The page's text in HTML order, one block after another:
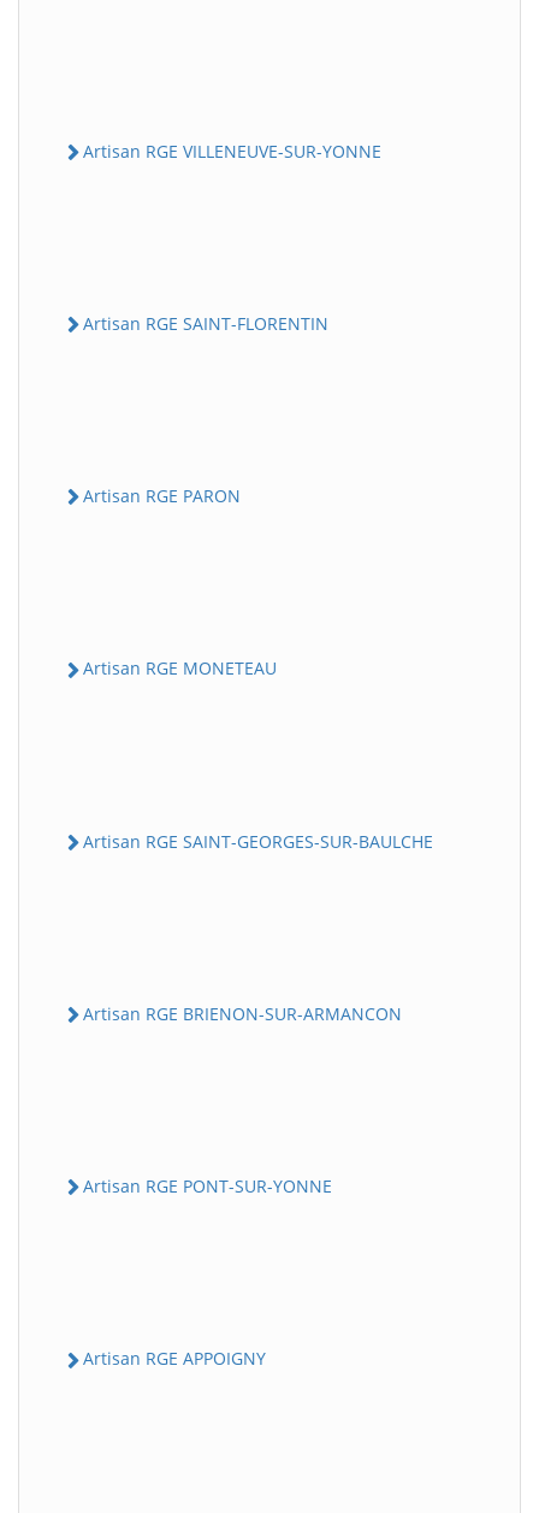
Artisan RGE VILLENEUVE-SUR-YONNE
Artisan RGE SAINT-FLORENTIN
Artisan RGE PARON
Artisan RGE MONETEAU
Artisan RGE SAINT-GEORGES-SUR-BAULCHE
Artisan RGE BRIENON-SUR-ARMANCON
Artisan RGE PONT-SUR-YONNE
Artisan RGE APPOIGNY